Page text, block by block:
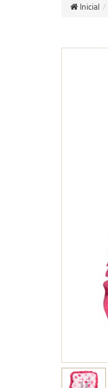
Inicial